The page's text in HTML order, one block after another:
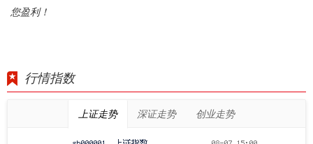
您盈利！
行情指数
上证走势 深证走势 创业走势